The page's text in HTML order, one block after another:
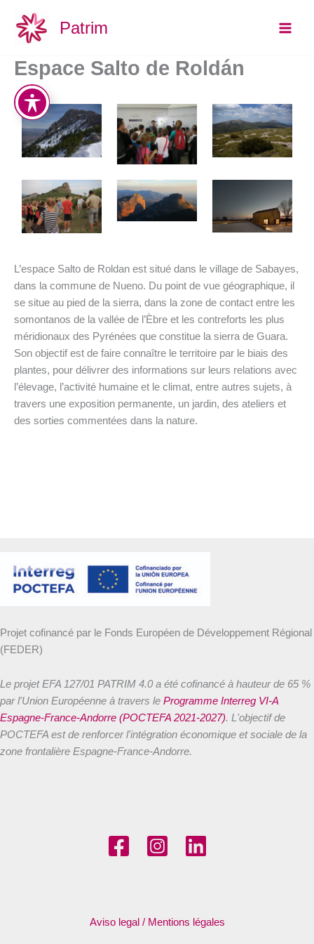
contenu
Patrim
Espace Salto de Roldán
L’espace Salto de Roldan est situé dans le village de Sabayes,
dans la commune de Nueno. Du point de vue géographique, il
se situe au pied de la sierra, dans la zone de contact entre les
somontanos de la vallée de l’Èbre et les contreforts les plus
méridionaux des Pyrénées que constitue la sierra de Guara.
Son objectif est de faire connaître le territoire par le biais des
plantes, pour délivrer des informations sur leurs relations avec
l’élevage, l’activité humaine et le climat, entre autres sujets, à
travers une exposition permanente, un jardin, des ateliers et
des sorties commentées dans la nature.
Projet cofinancé par le Fonds Européen de Développement Régional
(FEDER)
Le projet EFA 127/01 PATRIM 4.0 a été cofinancé à hauteur de 65 %
par l'Union Européenne à travers le Programme Interreg VI-A
Espagne-France-Andorre (POCTEFA 2021-2027). L'objectif de
POCTEFA est de renforcer l'intégration économique et sociale de la
zone frontalière Espagne-France-Andorre.
Aviso legal / Mentions légales